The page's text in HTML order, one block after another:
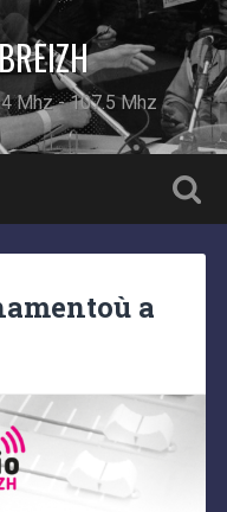
Mhz - 107.5 Mhz
a